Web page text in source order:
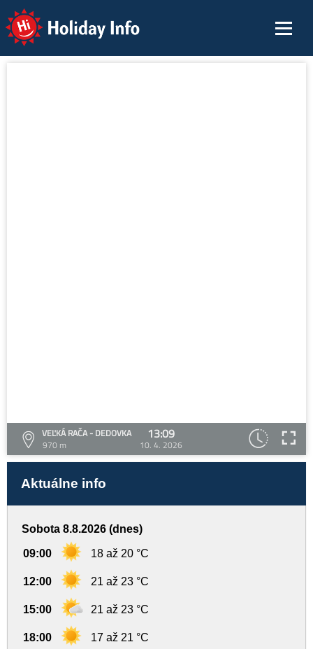
Holiday Info
VEĽKÁ RAČA - DEDOVKA
970 m
13:09
10. 4. 2026
Aktuálne info
Sobota 8.8.2026 (dnes)
09:00 18 až 20 °C
12:00 21 až 23 °C
15:00 21 až 23 °C
18:00 17 až 21 °C